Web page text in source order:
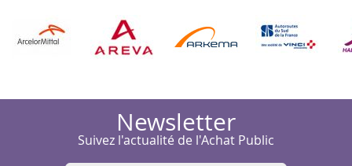
Newsletter
Suivez l'actualité de l'Achat Public